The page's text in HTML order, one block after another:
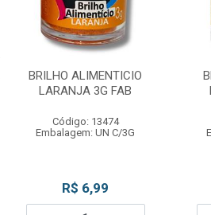
BRILHO ALIMENTICIO
LARANJA 3G FAB
Código: 13474
Embalagem: UN C/3G
R$ 6,99